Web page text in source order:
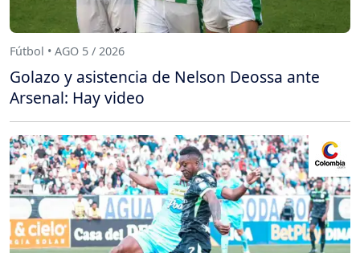
Fútbol • AGO 5 / 2026
Golazo y asistencia de Nelson Deossa ante
Arsenal: Hay video